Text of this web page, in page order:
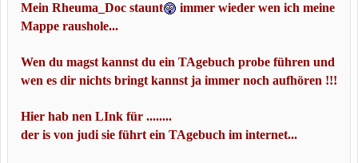
Mein Rheuma_Doc staunt
immer wieder wen ich meine
Mappe raushole...
Wen du magst kannst du ein TAgebuch probe führen und
wen es dir nichts bringt kannst ja immer noch aufhören !!!
Hier hab nen LInk für ........
der is von judi sie führt ein TAgebuch im internet...